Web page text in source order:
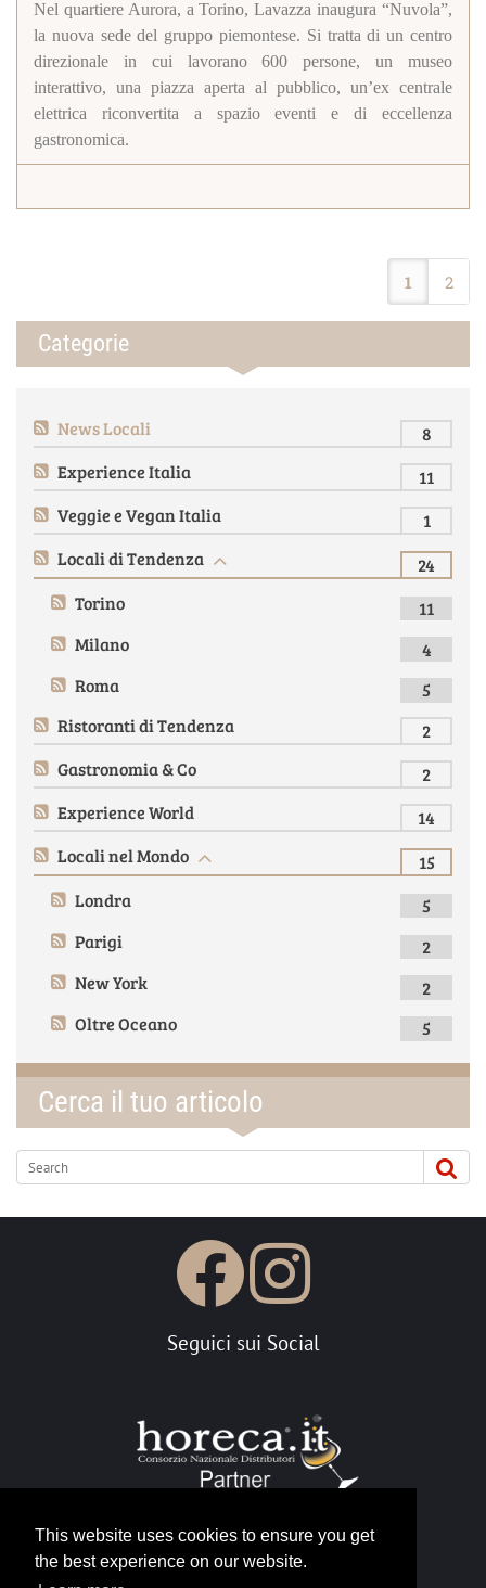
This website uses cookies to ensure you get
the best experience on our website.
Nel quartiere Aurora, a Torino, Lavazza inaugura “Nuvola”,
la nuova sede del gruppo piemontese. Si tratta di un centro
direzionale in cui lavorano 600 persone, un museo
interattivo, una piazza aperta al pubblico, un’ex centrale
elettrica riconvertita a spazio eventi e di eccellenza
gastronomica.
1 2
Categorie
News Locali
8
Experience Italia
11
Veggie e Vegan Italia
1
Locali di Tendenza
24
Torino
11
Milano
4
Roma
5
Ristoranti di Tendenza
2
Gastronomia & Co
2
Experience World
14
Locali nel Mondo
15
Londra
5
Parigi
2
New York
2
Oltre Oceano
5
Cerca il tuo articolo
Seguici sui Social